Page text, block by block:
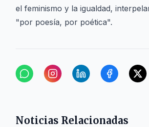
el feminismo y la igualdad,
"por poesía, por poética".
Noticias Relacionadas